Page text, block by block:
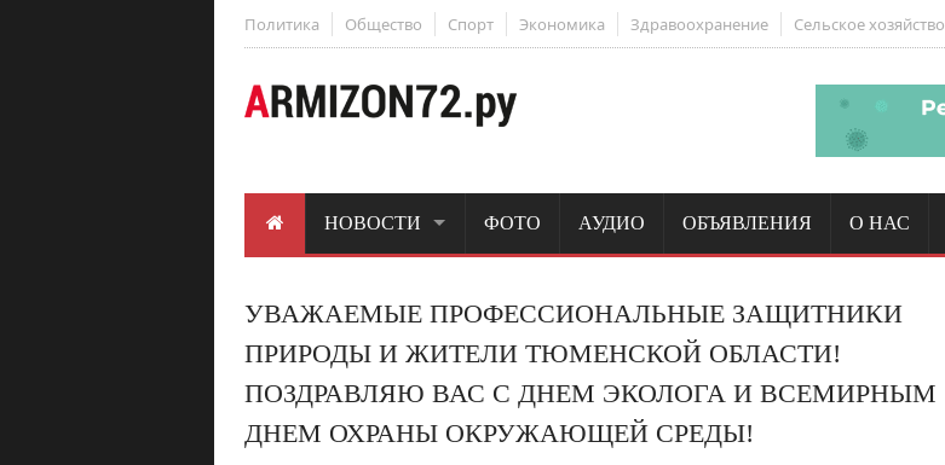
Политика Общество Спорт Экономика Здравоохранение Сельское хозяйство
НОВОСТИ ФОТО АУДИО ОБЪЯВЛЕНИЯ О НАС
УВАЖАЕМЫЕ ПРОФЕССИОНАЛЬНЫЕ ЗАЩИТНИКИ
ПРИРОДЫ И ЖИТЕЛИ ТЮМЕНСКОЙ ОБЛАСТИ!
ПОЗДРАВЛЯЮ ВАС С ДНЕМ ЭКОЛОГА И ВСЕМИРНЫМ
ДНЕМ ОХРАНЫ ОКРУЖАЮЩЕЙ СРЕДЫ!